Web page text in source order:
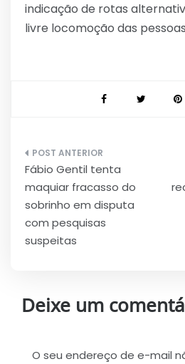
indicação de rotas
livre locomoção das
Navegação
de
Post
Fábio Gentil tenta
maquiar fracasso do
sobrinho em disputa
com pesquisas
suspeitas
Deixe um
O seu endereço de e-mail